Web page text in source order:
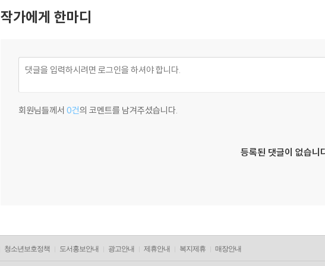
작가에게 한마디
회원님들께서 0건의 코멘트를 남겨주셨습니다.
등록된 댓글이 없습니
청소년보호정책 도서홍보안내 광고안내 제휴안내 복지제휴 매장안내